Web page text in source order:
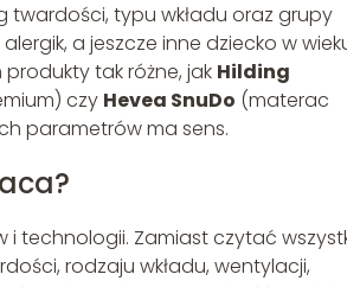
twardości, typu wkładu oraz grupy
a jeszcze inne dziecko w
tak różne, jak Hilding
czy Hevea SnuDo (materac
parametrów ma sens.
technologii. Zamiast czytać
rodzaju wkładu, wentylacji,